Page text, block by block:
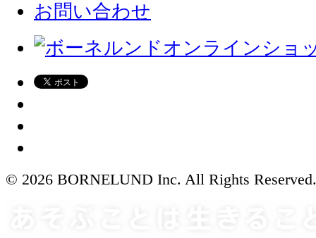
お問い合わせ
© 2026 BORNELUND Inc. All Rights Reserved.